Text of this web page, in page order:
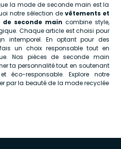
la mode de seconde main est la
notre sélection de vêtements et
seconde main combine style,
Chaque article est choisi pour
intemporel. En optant pour des
un choix responsable tout en
Nos pièces de seconde main
ta personnalité tout en soutenant
éco-responsable. Explore notre
par la beauté de la mode recyclée